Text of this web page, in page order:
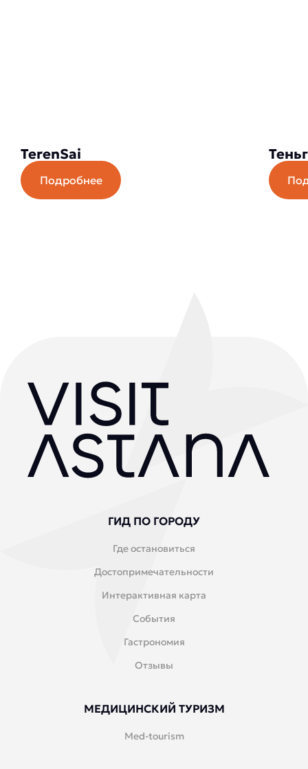
TerenSai
Подробнее
ГИД ПО ГОРОДУ
Где остановиться
Достопримечательности
Интерактивная карта
События
Гастрономия
Отзывы
МЕДИЦИНСКИЙ ТУРИЗМ
Med-tourism